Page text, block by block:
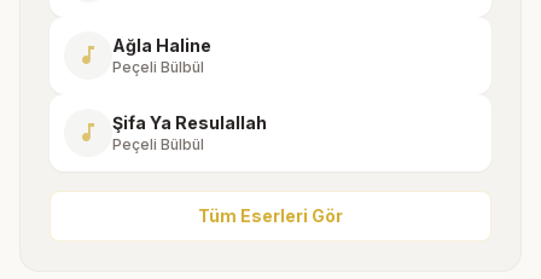
music_note Ağla Haline
Peçeli Bülbül
music_note Şifa Ya Resulallah
Peçeli Bülbül
Tüm Eserleri Gör